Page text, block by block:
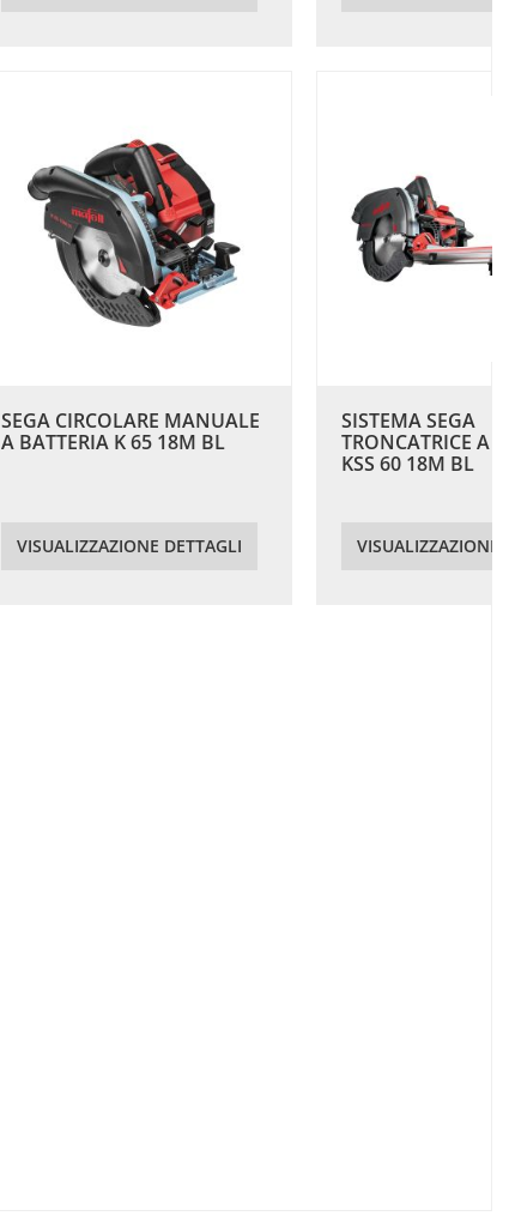
SEGA CIRCOLARE MANUALE
A BATTERIA K 65 18M BL
VISUALIZZAZIONE DETTAGLI
SISTEMA SEGA
TRONCATRICE A
KSS 60 18M BL
VISUALIZZAZIONE